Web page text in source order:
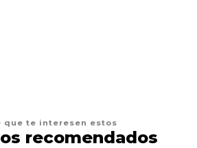
que te interesen estos
recomendados